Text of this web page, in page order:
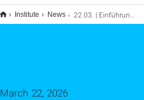
Institute News 22.03. | Einführung Spezial zu Hamlet im Schauspielhaus Stuttgart mit Prof. Sibylle Baumbach
March 22, 2026